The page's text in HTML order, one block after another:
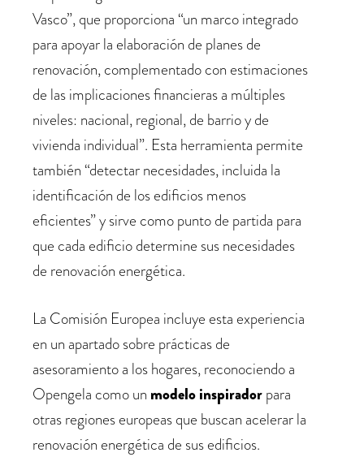
Vasco”, que proporciona “un marco integrado
para apoyar la elaboración de planes de
renovación, complementado con estimaciones
de las implicaciones financieras a múltiples
niveles: nacional, regional, de barrio y de
vivienda individual”. Esta herramienta permite
también “detectar necesidades, incluida la
identificación de los edificios menos
eficientes” y sirve como punto de partida para
que cada edificio determine sus necesidades
de renovación energética.
La Comisión Europea incluye esta experiencia
en un apartado sobre prácticas de
asesoramiento a los hogares, reconociendo a
Opengela como un modelo inspiradorpara
otras regiones europeas que buscan acelerar la
renovación energética de sus edificios.